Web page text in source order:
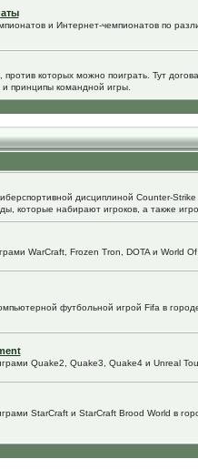
и Интернет-чемпионатов по
которых можно поиграть. Тут
принципы командной игры.
дисциплиной Counter-Strike
которые набирают игроков, а также
WarCraft, Frozen Tron, DOTA и World
футбольной игрой Fifa в
Quake2, Quake3, Quake4 и Unreal
StarCraft и StarCraft Brood World в